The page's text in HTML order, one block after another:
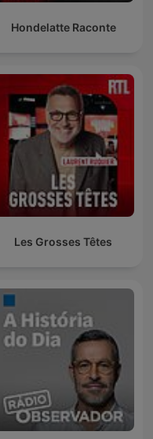
Hondelatte Raconte
Les Grosses Têtes